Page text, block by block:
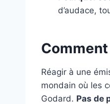
d’audace,
Réagir à une
mondain où les
Godard. Pas de